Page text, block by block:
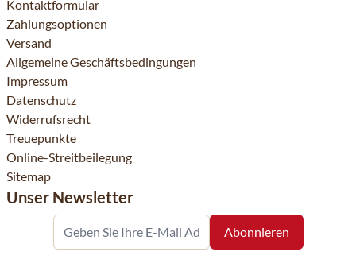
Kontaktformular
Zahlungsoptionen
Versand
Allgemeine Geschäftsbedingungen
Impressum
Datenschutz
Widerrufsrecht
Treuepunkte
Online-Streitbeilegung
Sitemap
Unser Newsletter